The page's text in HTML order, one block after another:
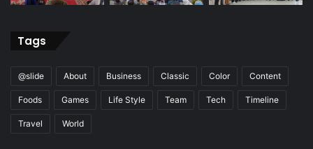
Tags
@slide About Business Classic Color Content
Foods Games Life Style Team Tech Timeline
Travel World